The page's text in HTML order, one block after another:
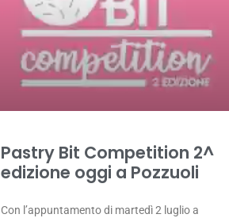
Pastry Bit Competition 2^
edizione oggi a Pozzuoli
Con l’appuntamento di martedì 2 luglio a